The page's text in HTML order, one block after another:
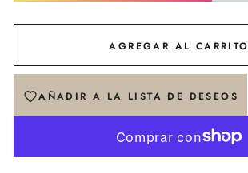
AGREGAR AL CARRITO
AÑADIR A LA LISTA DE DESEOS